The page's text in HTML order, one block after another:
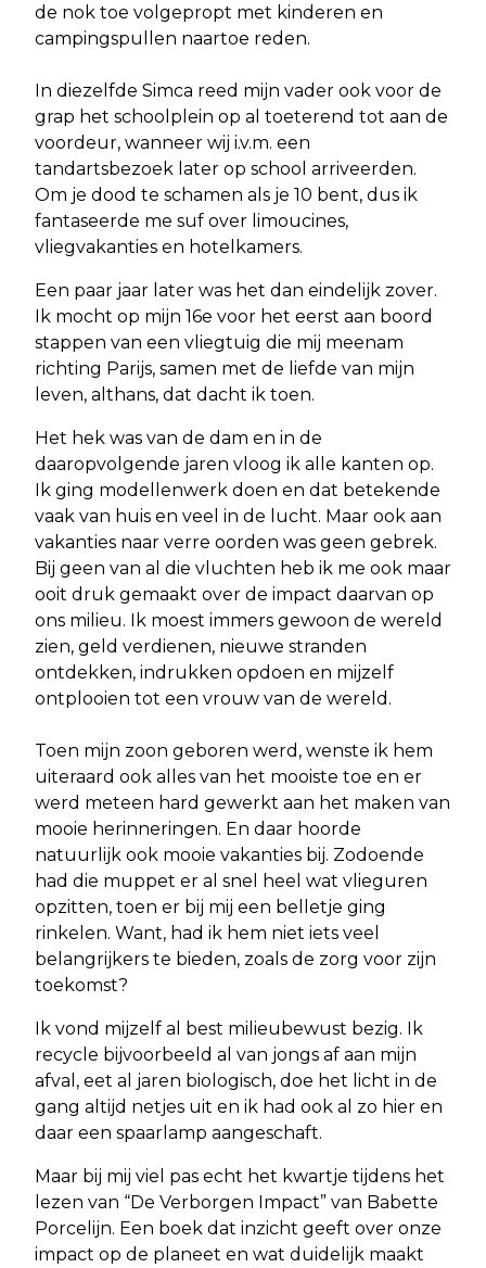
de nok toe volgepropt met kinderen en
campingspullen naartoe reden.
In diezelfde Simca reed mijn vader ook voor de
grap het schoolplein op al toeterend tot aan de
voordeur, wanneer wij i.v.m. een
tandartsbezoek later op school arriveerden.
Om je dood te schamen als je 10 bent, dus ik
fantaseerde me suf over limoucines,
vliegvakanties en hotelkamers.
Een paar jaar later was het dan eindelijk zover.
Ik mocht op mijn 16e voor het eerst aan boord
stappen van een vliegtuig die mij meenam
richting Parijs, samen met de liefde van mijn
leven, althans, dat dacht ik toen.
Het hek was van de dam en in de
daaropvolgende jaren vloog ik alle kanten op.
Ik ging modellenwerk doen en dat betekende
vaak van huis en veel in de lucht. Maar ook aan
vakanties naar verre oorden was geen gebrek.
Bij geen van al die vluchten heb ik me ook maar
ooit druk gemaakt over de impact daarvan op
ons milieu. Ik moest immers gewoon de wereld
zien, geld verdienen, nieuwe stranden
ontdekken, indrukken opdoen en mijzelf
ontplooien tot een vrouw van de wereld.
Toen mijn zoon geboren werd, wenste ik hem
uiteraard ook alles van het mooiste toe en er
werd meteen hard gewerkt aan het maken van
mooie herinneringen. En daar hoorde
natuurlijk ook mooie vakanties bij. Zodoende
had die muppet er al snel heel wat vlieguren
opzitten, toen er bij mij een belletje ging
rinkelen. Want, had ik hem niet iets veel
belangrijkers te bieden, zoals de zorg voor zijn
toekomst?
Ik vond mijzelf al best milieubewust bezig. Ik
recycle bijvoorbeeld al van jongs af aan mijn
afval, eet al jaren biologisch, doe het licht in de
gang altijd netjes uit en ik had ook al zo hier en
daar een spaarlamp aangeschaft.
Maar bij mij viel pas echt het kwartje tijdens het
lezen van “De Verborgen Impact” van Babette
Porcelijn. Een boek dat inzicht geeft over onze
impact op de planeet en wat duidelijk maakt